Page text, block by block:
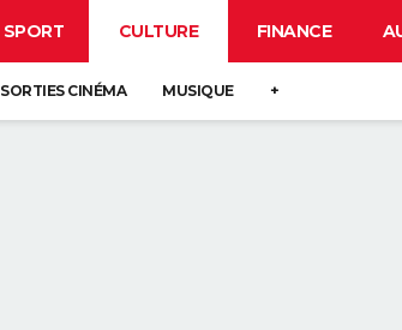
SPORT CULTURE FINANCE
SORTIES CINÉMA MUSIQUE +